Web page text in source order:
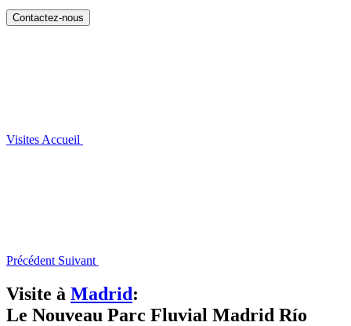
Contactez-nous
Visites Accueil
Précédent Suivant
Visite à Madrid:
Le Nouveau Parc Fluvial Madrid Río